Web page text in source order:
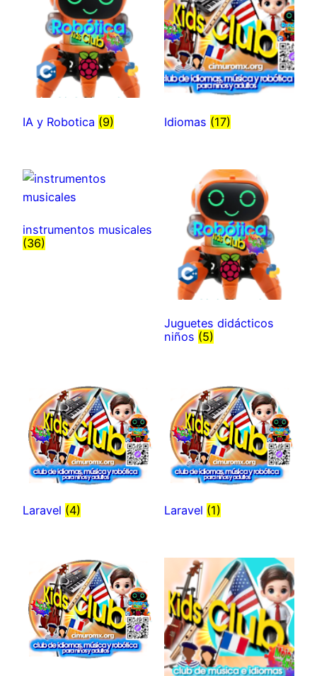
IA y Robotica (9) Idiomas (17)
instrumentos musicales
(36)
Juguetes didácticos
niños (5)
Laravel (4) Laravel (1)